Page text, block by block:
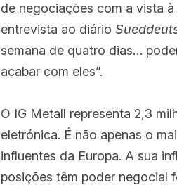
de negociações com a vista
entrevista ao diário
semana de quatro dias…
acabar com eles”.
O IG Metall representa 2,3
eletrónica. É não apenas o
influentes da Europa. A sua
posições têm poder negocial